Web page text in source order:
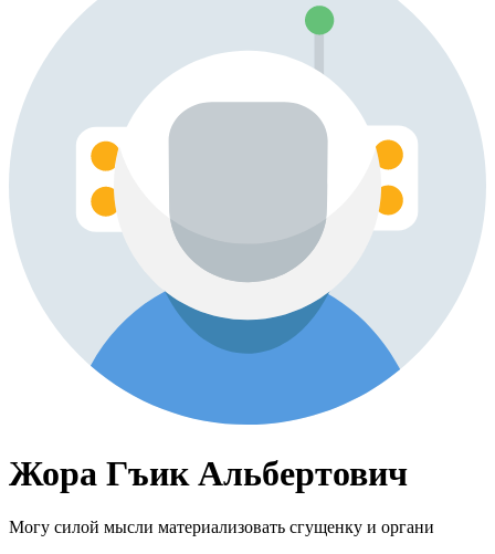
Жора Гъик Альбертович
Могу силой мысли материализовать сгущенку и органи